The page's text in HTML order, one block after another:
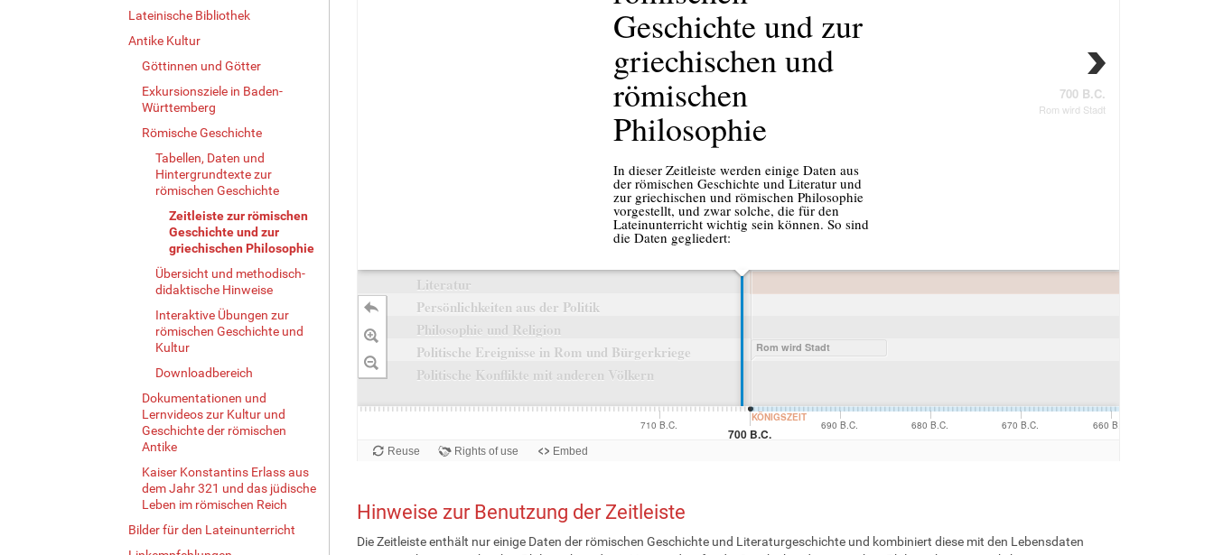
Lateinische Bibliothek
Antike Kultur
Göttinnen und Götter
Exkursionsziele in Baden-
Württemberg
Römische Geschichte
Tabellen, Daten und
Hintergrundtexte zur
römischen Geschichte
Zeitleiste zur römischen
Geschichte und zur
griechischen Philosophie
Übersicht und methodisch-
didaktische Hinweise
Interaktive Übungen zur
römischen Geschichte und
Kultur
Downloadbereich
Dokumentationen und
Lernvideos zur Kultur und
Geschichte der römischen
Antike
Kaiser Konstantins Erlass aus
dem Jahr 321 und das jüdische
Leben im römischen Reich
Bilder für den Lateinunterricht
Hinweise zur Benutzung der Zeitleiste
Die Zeitleiste enthält nur einige Daten der römischen Geschichte und Literaturgeschichte und kombiniert diese mit den Lebensdaten